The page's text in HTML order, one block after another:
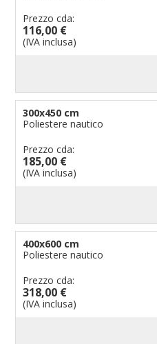
Prezzo cda:
116,00 €
(IVA inclusa)
300x450 cm
Poliestere nautico
Prezzo cda:
185,00 €
(IVA inclusa)
400x600 cm
Poliestere nautico
Prezzo cda:
318,00 €
(IVA inclusa)